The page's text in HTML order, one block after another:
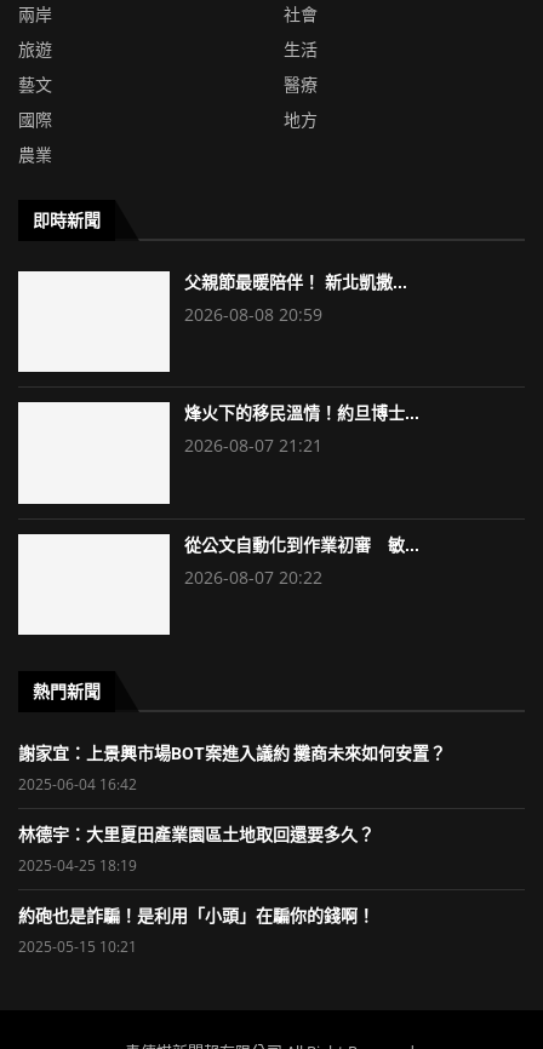
兩岸
社會
旅遊
生活
藝文
醫療
國際
地方
農業
即時新聞
父親節最暖陪伴！ 新北凱撒...
2026-08-08 20:59
烽火下的移民溫情！約旦博士...
2026-08-07 21:21
從公文自動化到作業初審 敏...
2026-08-07 20:22
熱門新聞
謝家宜：上景興市場BOT案進入議約 攤商未來如何安置？
2025-06-04 16:42
林德宇：大里夏田產業園區土地取回還要多久？
2025-04-25 18:19
約砲也是詐騙！是利用「小頭」在騙你的錢啊！
2025-05-15 10:21